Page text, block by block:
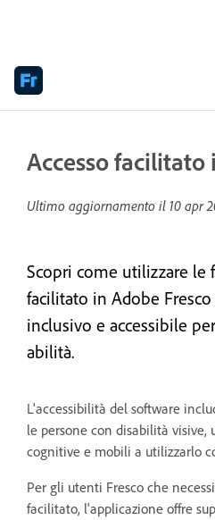
Accesso facilitato
Ultimo aggiornamento il 10 apr
Scopri come utilizzare le
facilitato in Adobe
inclusivo e accessibile
abilità.
L'accessibilità del software
le persone con disabilità visive,
cognitive e mobili a utilizzarlo
Per gli utenti Fresco che
facilitato, l'applicazione offre